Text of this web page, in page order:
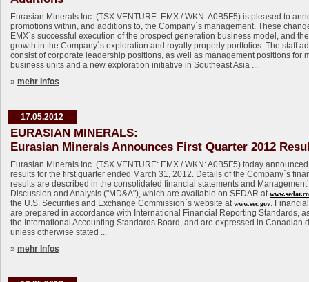
Eurasian Minerals Inc. (TSX VENTURE: EMX / WKN: A0B5F5) is pleased to
promotions within, and additions to, the Company´s management. These
EMX´s successful execution of the prospect generation business model, and
growth in the Company´s exploration and royalty property portfolios. The staff
consist of corporate leadership positions, as well as management positions for
business units and a new exploration initiative in Southeast Asia ...
» mehr Infos
17.05.2012
EURASIAN MINERALS:
Eurasian Minerals Announces First Quarter 2012
Eurasian Minerals Inc. (TSX VENTURE: EMX / WKN: A0B5F5) today
results for the first quarter ended March 31, 2012. Details of the Company´s
results are described in the consolidated financial statements and
Discussion and Analysis ("MD&A"), which are available on SEDAR at
the U.S. Securities and Exchange Commission´s website atwww.sec.gov.
are prepared in accordance with International Financial Reporting Standards,
the International Accounting Standards Board, and are expressed in Canadian
unless otherwise stated ...
» mehr Infos